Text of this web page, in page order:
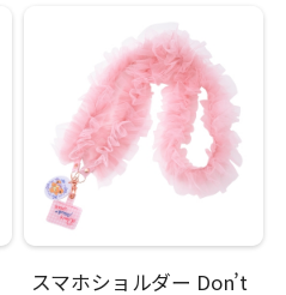
スマホショルダー Don’t